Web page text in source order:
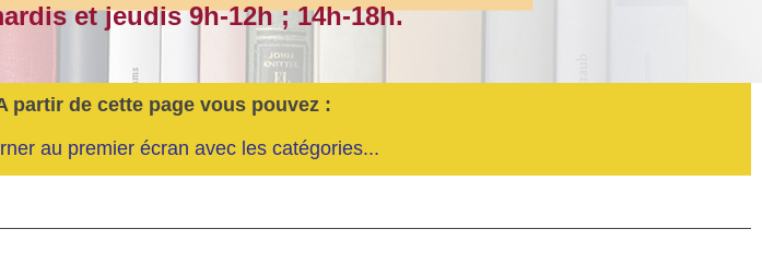
partir de cette page vous pouvez :
au premier écran avec les catégories...
et jeudis 9h-12h ; 14h-18h.